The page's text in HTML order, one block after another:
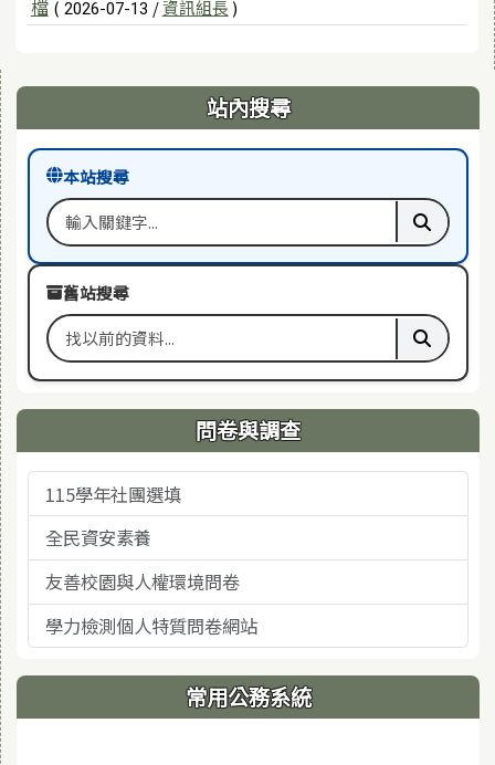
檔 ( 2026-07-13 /資訊組長 )
右邊區域內容 站內搜尋
本站搜尋
搜尋關鍵字 執行本
舊站搜尋
搜尋舊站關鍵字 執行舊
問卷與調查
115學年社團選填
全民資安素養
友善校園與人權環境問卷
學力檢測個人特質問卷網站
常用公務系統